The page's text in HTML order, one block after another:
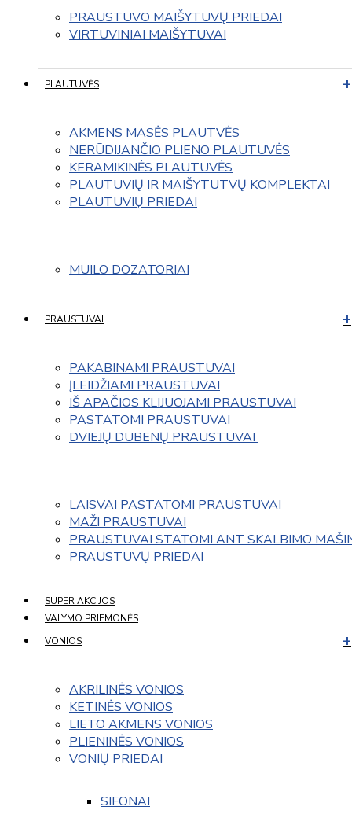
PRAUSTUVO MAIŠYTUVŲ PRIEDAI
VIRTUVINIAI MAIŠYTUVAI
PLAUTUVĖS
AKMENS MASĖS PLAUTVĖS
NERŪDIJANČIO PLIENO PLAUTUVĖS
KERAMIKINĖS PLAUTUVĖS
PLAUTUVIŲ IR MAIŠYTUTVŲ KOMPLEKTAI
PLAUTUVIŲ PRIEDAI
MUILO DOZATORIAI
PRAUSTUVAI
PAKABINAMI PRAUSTUVAI
ĮLEIDŽIAMI PRAUSTUVAI
IŠ APAČIOS KLIJUOJAMI PRAUSTUVAI
PASTATOMI PRAUSTUVAI
DVIEJŲ DUBENŲ PRAUSTUVAI
LAISVAI PASTATOMI PRAUSTUVAI
MAŽI PRAUSTUVAI
PRAUSTUVAI STATOMI ANT SKALBIMO
PRAUSTUVŲ PRIEDAI
SUPER AKCIJOS
VALYMO PRIEMONĖS
VONIOS
AKRILINĖS VONIOS
KETINĖS VONIOS
LIETO AKMENS VONIOS
PLIENINĖS VONIOS
VONIŲ PRIEDAI
SIFONAI